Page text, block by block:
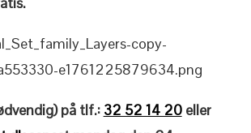
på tlf.: 32 52 14 20eller